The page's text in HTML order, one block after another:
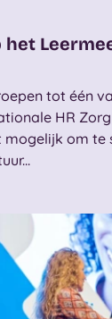
het
tot één
HR
mogelijk om te